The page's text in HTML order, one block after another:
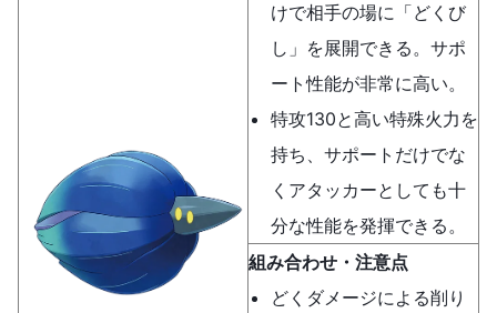
けで相手の場に「どくび
し」を展開できる。サポ
ート性能が非常に高い。
特攻130と高い特殊火力を
持ち、サポートだけでな
くアタッカーとしても十
分な性能を発揮できる。
組み合わせ・注意点
どくダメージによる削り